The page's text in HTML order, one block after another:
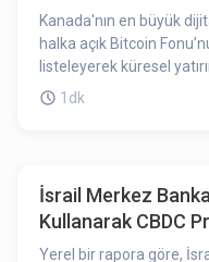
Kanada'nın en büyük
halka açık Bitcoin
listeleyerek küresel
1dk
İsrail Merkez
Kullanarak CBDC
Yerel bir rapora göre,